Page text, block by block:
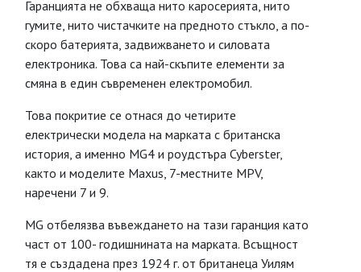
Гаранцията не обхваща нито каросерията, нито
гумите, нито чистачките на предното стъкло, а по-
скоро батерията, задвижването и силовата
електроника. Това са най-скъпите елементи за
смяна в един съвременен електромобил.
Това покритие се отнася до четирите
електрически модела на марката с британска
история, а именно MG4 и роудстъра Cyberster,
както и моделите Maxus, 7-местните MPV,
наречени 7 и 9.
MG отбелязва въвеждането на тази гаранция като
част от 100- годишнината на марката. Всъщност
тя е създадена през 1924 г. от британеца Уилям